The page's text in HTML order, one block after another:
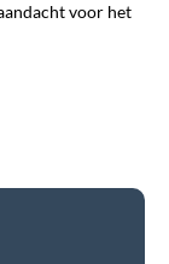
voor het